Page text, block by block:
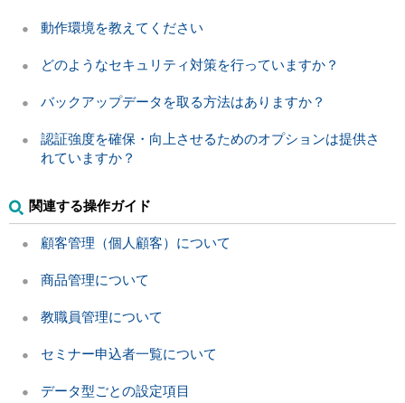
動作環境を教えてください
どのようなセキュリティ対策を行っていますか？
バックアップデータを取る方法はありますか？
認証強度を確保・向上させるためのオプションは提供さ
れていますか？
関連する操作ガイド
顧客管理（個人顧客）について
商品管理について
教職員管理について
セミナー申込者一覧について
データ型ごとの設定項目